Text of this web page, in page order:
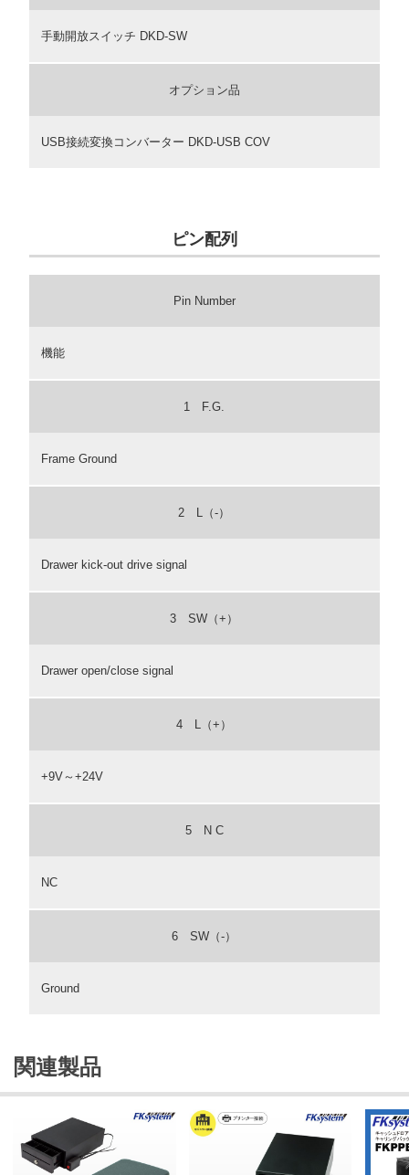
手動開放スイッチ DKD-SW
オプション品
USB接続変換コンバーター DKD-USB COV
ピン配列
Pin Number
機能
1 F.G.
Frame Ground
2 L（-）
Drawer kick-out drive signal
3 SW（+）
Drawer open/close signal
4 L（+）
+9V～+24V
5 N C
NC
6 SW（-）
Ground
関連製品